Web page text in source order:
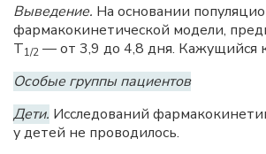
Выведение. На основании
фармакокинетической модели,
T1/2 — от 3,9 до 4,8 дня. Кажущийся
Особые группы пациентов
Дети. Исследований
у детей не проводилось.